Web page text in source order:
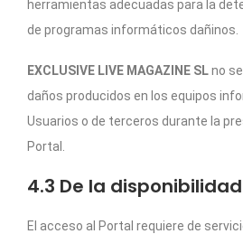
herramientas adecuadas para la
de programas informáticos dañinos.
EXCLUSIVE LIVE MAGAZINE SLno
daños producidos en los equipos
Usuarios o de terceros durante la
Portal.
4.3 De la
El acceso al Portal requiere de